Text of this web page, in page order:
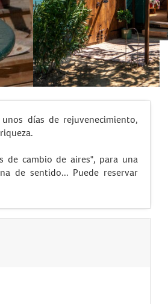
días de rejuvenecimiento,
de cambio de aires", para una
de sentido... Puede reservar